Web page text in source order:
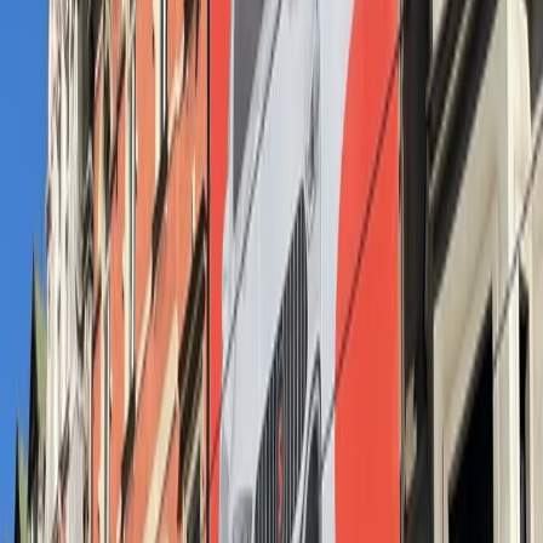
formie są widoczne z wielu stron, a przy tym mocno osadzone w
miejskim rytmie życia.
Zwierzaki potrzebują wsparcia
W kwietniu mieliśmy też przyjemność wspierać kampanię społeczną
Fundacji Przyjaciele Braci Mniejszych. Ich apel „Nie kupuj –
adoptuj!” pojawił się zarówno na
citylightach
na przystankach, jak i
na tyłach warszawskichautobus
ów. Dzięki charakterystycznej,
przyjaznej kreacji i dużemu KRS-owi, przekaz był widoczny z
daleka i nie sposób było go przeoczyć. Ciepły wizerunek psa,
kolorystyka i serce narysowane kredką – wszystko to budziło
pozytywne emocje i przypominało, jak łatwo możemy pomóc –
przekazując 1,5% podatku. To kolejny przykład na to, jak
outdoor
może nie tylko reklamować, ale i realnie wspierać ważne cele
społeczne.
Kampania Żabka skrojona lokalnie
Za nami kolejna kampania realizowana dla Żabki. Tym razem
skupiliśmy się na działaniach lokalnych –
billboardypojawiły się na
ulicach Konina. Dobrze dobrane lokalizacje i komunikat